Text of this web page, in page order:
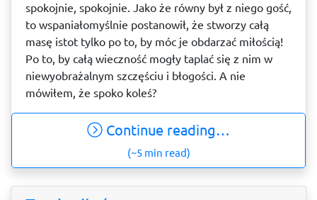
spokojnie, spokojnie. Jako że równy był z niego gość,
to wspaniałomyślnie postanowił, że stworzy całą
masę istot tylko po to, by móc je obdarzać miłością!
Po to, by całą wieczność mogły taplać się z nim w
niewyobrażalnym szczęściu i błogości. A nie
mówiłem, że spoko koleś?
Continue reading…
(~5 min read)